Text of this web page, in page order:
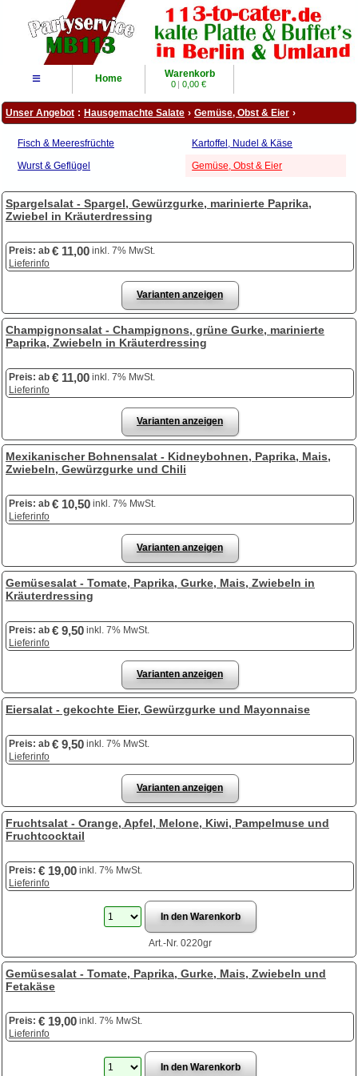
≡ Home Warenkorb
0 | 0,00 €
Unser Angebot : Hausgemachte Salate › Gemüse, Obst & Eier ›
Fisch & Meeresfrüchte
Wurst & Geflügel
Kartoffel, Nudel & Käse
Gemüse, Obst & Eier
Spargelsalat - Spargel, Gewürzgurke, marinierte Paprika,
Zwiebel in Kräuterdressing
Preis: ab € 11,00 inkl. 7% MwSt.
Lieferinfo
Varianten anzeigen
Champignonsalat - Champignons, grüne Gurke, marinierte
Paprika, Zwiebeln in Kräuterdressing
Preis: ab € 11,00 inkl. 7% MwSt.
Lieferinfo
Varianten anzeigen
Mexikanischer Bohnensalat - Kidneybohnen, Paprika, Mais,
Zwiebeln, Gewürzgurke und Chili
Preis: ab € 10,50 inkl. 7% MwSt.
Lieferinfo
Varianten anzeigen
Gemüsesalat - Tomate, Paprika, Gurke, Mais, Zwiebeln in
Kräuterdressing
Preis: ab € 9,50 inkl. 7% MwSt.
Lieferinfo
Varianten anzeigen
Eiersalat - gekochte Eier, Gewürzgurke und Mayonnaise
Preis: ab € 9,50 inkl. 7% MwSt.
Lieferinfo
Varianten anzeigen
Fruchtsalat - Orange, Apfel, Melone, Kiwi, Pampelmuse und
Fruchtcocktail
Preis: € 19,00 inkl. 7% MwSt.
Lieferinfo
Art.-Nr. 0220gr
Gemüsesalat - Tomate, Paprika, Gurke, Mais, Zwiebeln und
Fetakäse
Preis: € 19,00 inkl. 7% MwSt.
Lieferinfo